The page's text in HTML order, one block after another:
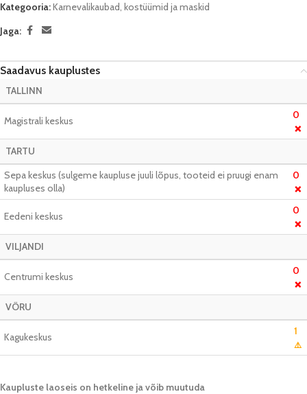
Kategooria:Karnevalikaubad, kostüümid ja maskid
Jaga:
Saadavus kauplustes
TALLINN
Magistrali keskus 0
❌
TARTU
Sepa keskus (sulgeme kaupluse juuli lõpus, tooteid ei pruugi enam
kaupluses olla)
0
❌
Eedeni keskus 0
❌
VILJANDI
Centrumi keskus 0
❌
VÕRU
Kagukeskus 1
⚠️
Kaupluste laoseis on hetkeline ja võib muutuda​